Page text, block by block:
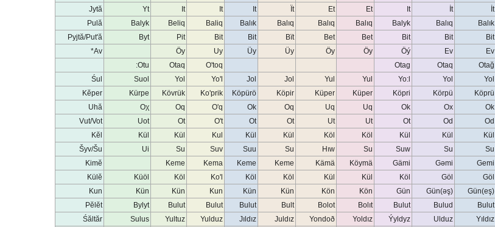
İt
İt
It
Et
Et
Ït
It
It
It
Yt
Jytă
Balık
Balıq
Balyk
Balıq
Balıq
Balıq
Balık
Baliq
Beliq
Balyk
Pulă
Bit
Bit
Bit
Bet
Bet
Bït
Bit
Bit
Pit
Byt
Pyjtă/Put'ă
Ev
Ev
Öý
Öy
Öy
Üy
Üy
Uy
Öy
Av*
Otağ
Otaq
Otag
O'toq
Otaq
Otu:
Yol
Yol
Yo:l
Yul
Yul
Jol
Jol
Yo'l
Yol
Suol
Śul
Köprü
Körpü
Köpri
Küper
Küper
Köpir
Köpürö
Ko'prik
Kövrük
Kürpe
Kĕper
Ok
Ox
Ok
Uq
Uq
Oq
Ok
O'q
Oq
Oχ
Uhă
Od
Od
Ot
Ut
Ut
Ot
Ot
O't
Ot
Uot
Vut/Vot
Kül
Kül
Kül
Köl
Köl
Kül
Kül
Kul
Kül
Kül
Kĕl
Su
Su
Suw
Su
Hıw
Su
Suu
Suv
Su
Ui
Šyv/Šu
Gemi
Gəmi
Gämi
Köymä
Kämä
Keme
Keme
Kema
Keme
Kimĕ
Göl
Göl
Köl
Kül
Kül
Köl
Köl
Ko'l
Köl
Küöl
Külĕ
Gün(eş)
Gün(əş)
Gün
Kön
Kön
Kün
Kün
Kun
Kün
Kün
Kun
Bulut
Bulud
Bulut
Bolıt
Bolot
Bult
Bulut
Bulut
Bulut
Bylyt
Pĕlĕt
Yıldız
Ulduz
Ýyldyz
Yoldız
Yondoð
Juldız
Jıldız
Yulduz
Yultuz
Sulus
Śăltăr